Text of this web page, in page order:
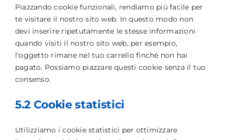
Piazzando cookie funzionali, rendiamo più facile per
te visitare il nostro sito web. In questo modo non
devi inserire ripetutamente le stesse informazioni
quando visiti il nostro sito web, per esempio,
l'oggetto rimane nel tuo carrello finché non hai
pagato. Possiamo piazzare questi cookie senza il tuo
consenso.
5.2 Cookie statistici
Utilizziamo i cookie statistici per ottimizzare